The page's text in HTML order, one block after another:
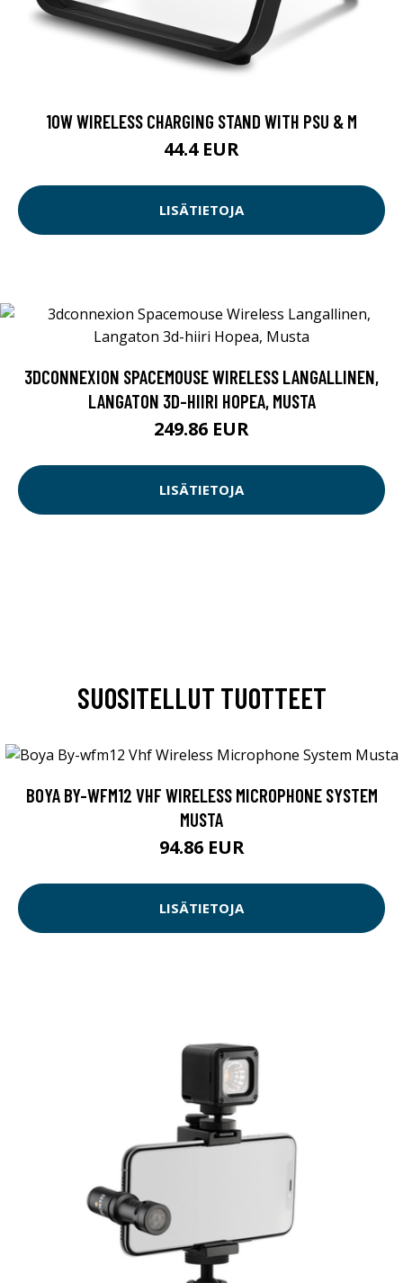
10W WIRELESS CHARGING STAND WITH PSU & M
44.4 EUR
LISÄTIETOJA
3DCONNEXION SPACEMOUSE WIRELESS LANGALLINEN,
LANGATON 3D-HIIRI HOPEA, MUSTA
249.86 EUR
LISÄTIETOJA
SUOSITELLUT TUOTTEET
BOYA BY-WFM12 VHF WIRELESS MICROPHONE SYSTEM
MUSTA
94.86 EUR
LISÄTIETOJA